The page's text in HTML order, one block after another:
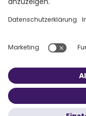
Impressum
Direkt zur App
Social Media
Copyright © 2025